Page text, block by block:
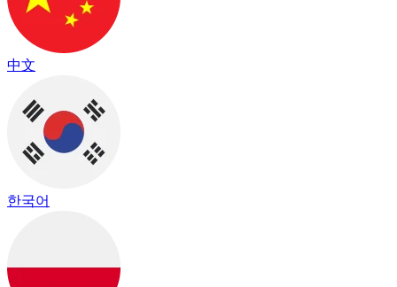
中文
한국어